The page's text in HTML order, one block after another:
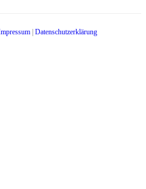
| Datenschutzerklärung